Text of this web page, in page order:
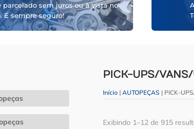
parcelado sem juros ou à vista no
É sempre seguro!
PICK-UPS/
Início| AUTOPEÇAS | PICK-
Exibindo 1–12 de 915